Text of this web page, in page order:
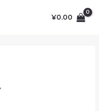
¥0.00